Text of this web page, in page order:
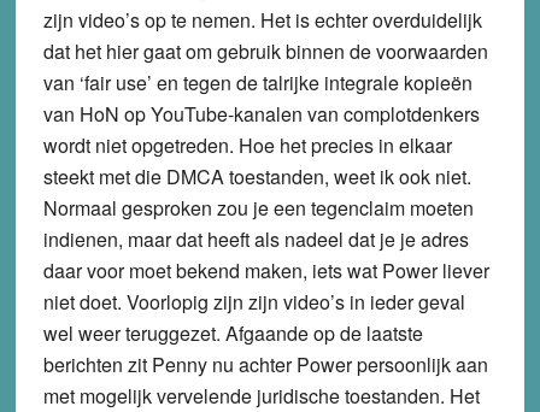
zijn video’s op te nemen. Het is echter overduidelijk
dat het hier gaat om gebruik binnen de voorwaarden
van ‘fair use’ en tegen de talrijke integrale kopieën
van HoN op YouTube-kanalen van complotdenkers
wordt niet opgetreden. Hoe het precies in elkaar
steekt met die DMCA toestanden, weet ik ook niet.
Normaal gesproken zou je een tegenclaim moeten
indienen, maar dat heeft als nadeel dat je je adres
daar voor moet bekend maken, iets wat Power liever
niet doet. Voorlopig zijn zijn video’s in ieder geval
wel weer teruggezet. Afgaande op de laatste
berichten zit Penny nu achter Power persoonlijk aan
met mogelijk vervelende juridische toestanden. Het